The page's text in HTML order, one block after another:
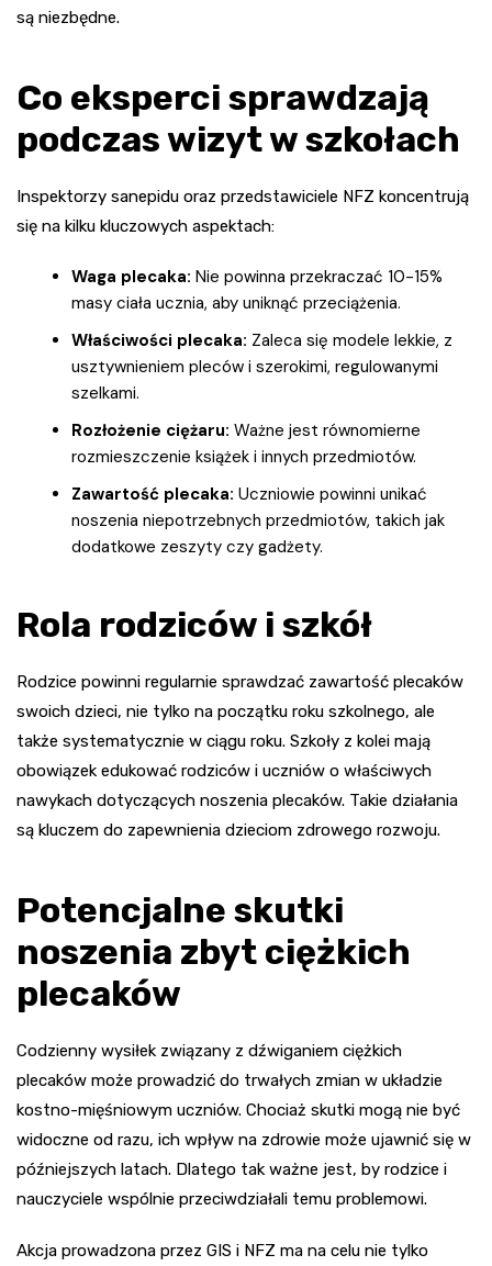
są niezbędne.
Co eksperci sprawdzają
podczas wizyt w szkołach
Inspektorzy sanepidu oraz przedstawiciele NFZ koncentrują
się na kilku kluczowych aspektach:
Waga plecaka: Nie powinna przekraczać 10-15%
masy ciała ucznia, aby uniknąć przeciążenia.
Właściwości plecaka: Zaleca się modele lekkie, z
usztywnieniem pleców i szerokimi, regulowanymi
szelkami.
Rozłożenie ciężaru: Ważne jest równomierne
rozmieszczenie książek i innych przedmiotów.
Zawartość plecaka: Uczniowie powinni unikać
noszenia niepotrzebnych przedmiotów, takich jak
dodatkowe zeszyty czy gadżety.
Rola rodziców i szkół
Rodzice powinni regularnie sprawdzać zawartość plecaków
swoich dzieci, nie tylko na początku roku szkolnego, ale
także systematycznie w ciągu roku. Szkoły z kolei mają
obowiązek edukować rodziców i uczniów o właściwych
nawykach dotyczących noszenia plecaków. Takie działania
są kluczem do zapewnienia dzieciom zdrowego rozwoju.
Potencjalne skutki
noszenia zbyt ciężkich
plecaków
Codzienny wysiłek związany z dźwiganiem ciężkich
plecaków może prowadzić do trwałych zmian w układzie
kostno-mięśniowym uczniów. Chociaż skutki mogą nie być
widoczne od razu, ich wpływ na zdrowie może ujawnić się w
późniejszych latach. Dlatego tak ważne jest, by rodzice i
nauczyciele wspólnie przeciwdziałali temu problemowi.
Akcja prowadzona przez GIS i NFZ ma na celu nie tylko